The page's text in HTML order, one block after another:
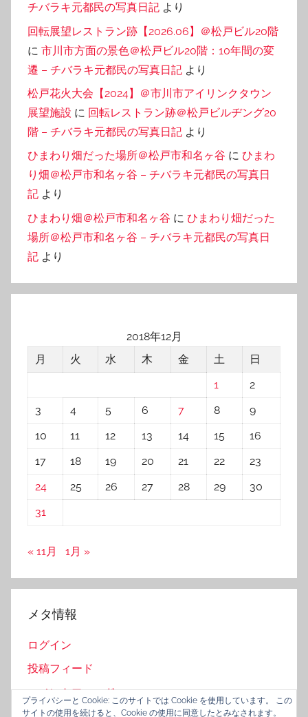
チバラキ元都民の写真日記 より
回転展望レストラン跡【2026.06】＠松戸ビル20階
に 市川市方面の景色＠松戸ビル20階：10年間の変
遷 – チバラキ元都民の写真日記 より
松戸花火大会【2024】＠市川市アイリンクタウン
展望施設 に 回転レストラン跡＠松戸ビルヂング20
階 – チバラキ元都民の写真日記 より
ひまわり畑だった場所＠松戸市和名ヶ谷 に ひまわ
り畑＠松戸市和名ヶ谷 – チバラキ元都民の写真日
記 より
ひまわり畑＠松戸市和名ヶ谷 に ひまわり畑だった
場所＠松戸市和名ヶ谷 – チバラキ元都民の写真日
記 より
2018年12月
月
火 水 木 金 土
日
1
2
3
4 5 6 7 8
9
10
11 12 13 14 15
16
17
18 19 20 21 22
23
24
25 26 27 28 29
30
31
« 11月 1月 »
メタ情報
ログイン
投稿フィード
コメントフィード
プライバシーと Cookie: このサイトでは Cookie を使用しています。 この
サイトの使用を続けると、Cookie の使用に同意したとみなされます。